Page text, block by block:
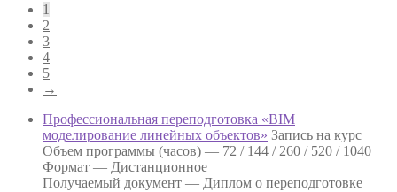
1
2
3
4
5
→
Профессиональная переподготовка «BIM
моделирование линейных объектов» Запись на курс
Объем программы (часов) — 72 / 144 / 260 / 520 / 1040
Формат — Дистанционное
Получаемый документ — Диплом о переподготовке